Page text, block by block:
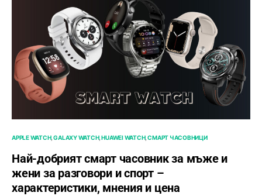
APPLE WATCH GALAXY WATCH HUAWEI WATCH СМАРТ ЧАСОВНИЦИ
Най-добрият смарт часовник за мъже и
жени за разговори и спорт –
характеристики, мнения и цена